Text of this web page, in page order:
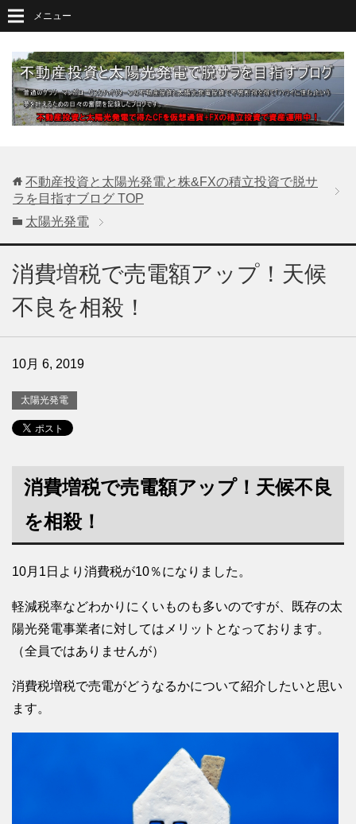
メニュー
不動産投資と太陽光発電と株&FXの積立投資で脱サ
ラを目指すブログ TOP
太陽光発電
消費増税で売電額アップ！天候
不良を相殺！
10月 6, 2019
太陽光発電
消費増税で売電額アップ！天候不良
を相殺！
10月1日より消費税が10％になりました。
軽減税率などわかりにくいものも多いのですが、既存の太
陽光発電事業者に対してはメリットとなっております。
（全員ではありませんが）
消費税増税で売電がどうなるかについて紹介したいと思い
ます。